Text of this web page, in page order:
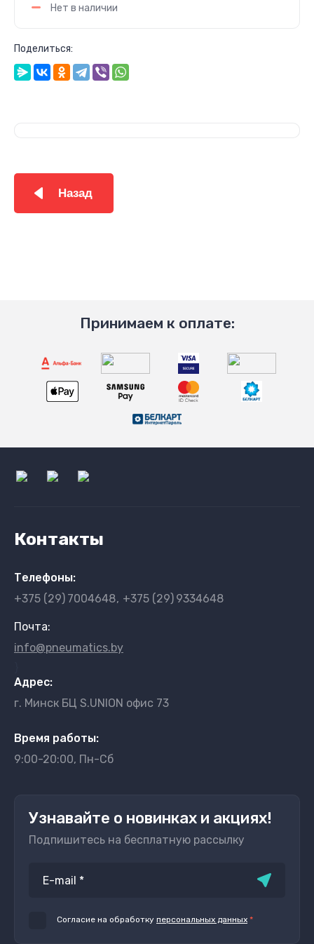
Нет в наличии
Поделиться:
Назад
Принимаем к оплате:
Контакты
Телефоны:
+375 (29) 7004648 +375 (29) 9334648
Почта:
info@pneumatics.by
Адрес:
г. Минск БЦ S.UNION офис 73
Время работы:
9:00-20:00, Пн-Сб
Узнавайте о новинках и акциях!
Подпишитесь на бесплатную рассылку
Согласие на обработку персональных данных *